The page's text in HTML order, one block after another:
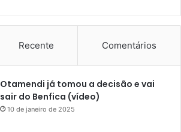
Recente Comentários
Otamendi já tomou a decisão e vai
sair do Benfica (vídeo)
10 de janeiro de 2025